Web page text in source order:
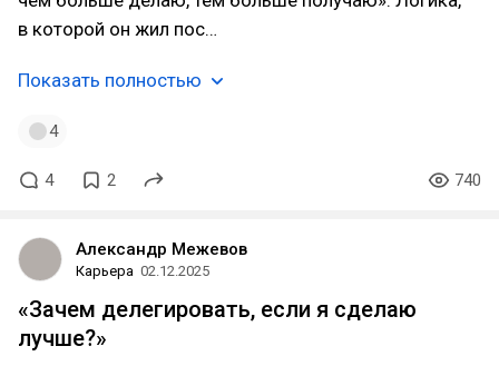
в которой он жил пос…
Показать полностью
4
4 2 740
Александр Межевов
Карьера 02.12.2025
«Зачем делегировать, если я сделаю
лучше?»